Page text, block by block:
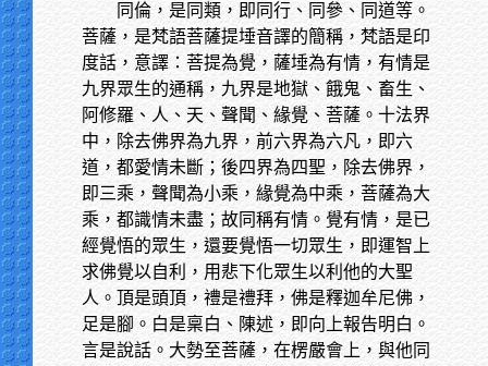
同倫，是同類，即同行、同參、同道等。
菩薩，是梵語菩薩提埵音譯的簡稱，梵語是印
度話，意譯：菩提為覺，薩埵為有情，有情是
九界眾生的通稱，九界是地獄、餓鬼、畜生、
阿修羅、人、天、聲聞、緣覺、菩薩。十法界
中，除去佛界為九界，前六界為六凡，即六
道，都愛情未斷；後四界為四聖，除去佛界，
即三乘，聲聞為小乘，緣覺為中乘，菩薩為大
乘，都識情未盡；故同稱有情。覺有情，是已
經覺悟的眾生，還要覺悟一切眾生，即運智上
求佛覺以自利，用悲下化眾生以利他的大聖
人。頂是頭頂，禮是禮拜，佛是釋迦牟尼佛，
足是腳。白是稟白、陳述，即向上報告明白。
言是說話。大勢至菩薩，在楞嚴會上，與他同